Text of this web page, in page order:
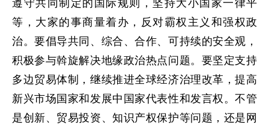
遵守共同制定的国际规则，坚持大小国家一律平
等，大家的事商量着办，反对霸权主义和强权政
治。要倡导共同、综合、合作、可持续的安全观，
积极参与斡旋解决地缘政治热点问题。要坚定支持
多边贸易体制，继续推进全球经济治理改革，提高
新兴市场国家和发展中国家代表性和发言权。不管
是创新、贸易投资、知识产权保护等问题，还是网